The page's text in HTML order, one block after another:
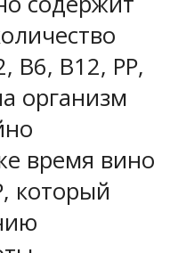
В6, В12, РР,
организм
время вино
который